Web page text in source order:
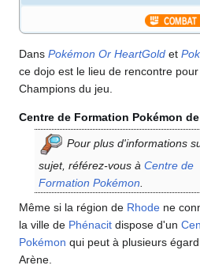
Dans Pokémon Or HeartGold et
ce dojo est le lieu de rencontre
Champions du jeu.
Centre de Formation Pokémon
Pour plus d'informations
sujet, référez-vous à Centre de
Formation Pokémon
Même si la région de Rhode ne
la ville de Phénacit dispose d'un
Pokémon qui peut à plusieurs
Arène.